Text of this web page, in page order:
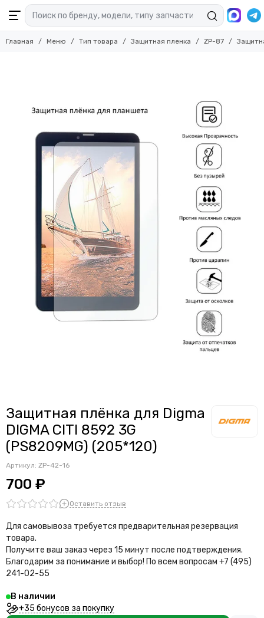
Главная Меню Тип товара Защитная пленка ZP-87
Защитная плёнка для Digma
DIGMA CITI 8592 3G
(PS8209MG) (205*120)
Артикул: ZP-42-16
700 ₽
Оставить отзыв
Для самовывоза требуется предварительная резервация
товара.
Получите ваш заказ через 15 минут после подтверждения.
Благодарим за понимание и выбор! По всем вопросам +7 (495)
241-02-55
В наличии
+35 бонусов за покупку